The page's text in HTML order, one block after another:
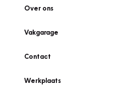
Over ons
Vakgarage
Contact
Werkplaats